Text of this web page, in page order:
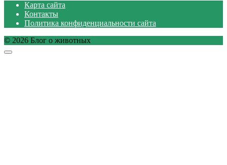
Карта сайта
Контакты
Политика конфиденциальности сайта
© 2026 Блог о животных